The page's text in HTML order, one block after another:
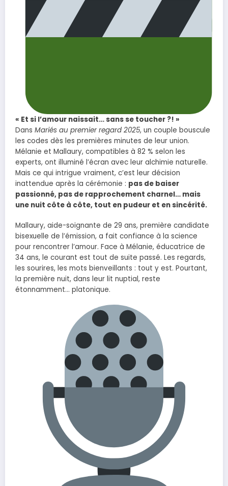
« Et si l’amour naissait… sans se toucher ?! »
Dans Mariés au premier regard 2025, un couple bouscule
les codes dès les premières minutes de leur union.
Mélanie et Mallaury, compatibles à 82 % selon les
experts, ont illuminé l’écran avec leur alchimie naturelle.
Mais ce qui intrigue vraiment, c’est leur décision
inattendue après la cérémonie : pas de baiser
passionné, pas de rapprochement charnel… mais
une nuit côte à côte, tout en pudeur et en sincérité.
Mallaury, aide-soignante de 29 ans, première candidate
bisexuelle de l’émission, a fait confiance à la science
pour rencontrer l’amour. Face à Mélanie, éducatrice de
34 ans, le courant est tout de suite passé. Les regards,
les sourires, les mots bienveillants : tout y est. Pourtant,
la première nuit, dans leur lit nuptial, reste
étonnamment… platonique.